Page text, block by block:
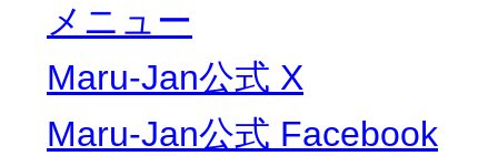
メニュー
Maru-Jan公式 X
Maru-Jan公式 Facebook